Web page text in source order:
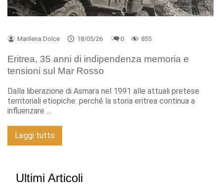
Marilena Dolce 18/05/26 0 855
Eritrea, 35 anni di indipendenza memoria e
tensioni sul Mar Rosso
Dalla liberazione di Asmara nel 1991 alle attuali pretese
territoriali etiopiche: perché la storia eritrea continua a
influenzare …
Leggi tutto
Ultimi Articoli